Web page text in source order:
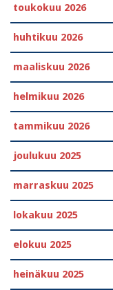
toukokuu 2026
huhtikuu 2026
maaliskuu 2026
helmikuu 2026
tammikuu 2026
joulukuu 2025
marraskuu 2025
lokakuu 2025
elokuu 2025
heinäkuu 2025